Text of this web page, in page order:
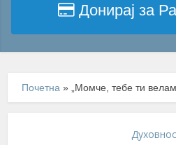
Донирај за
Почетна » „Момче, тебе ти